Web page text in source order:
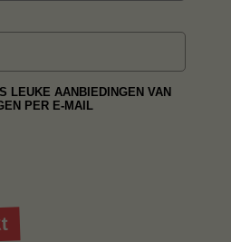
LEUKE AANBIEDINGEN VAN
PER E-MAIL